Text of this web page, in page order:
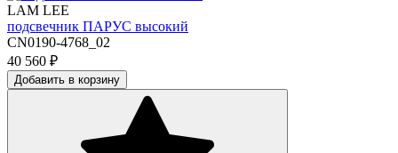
LAM LEE
подсвечник ПАРУС высокий
CN0190-4768_02
40 560 ₽
Добавить в корзину